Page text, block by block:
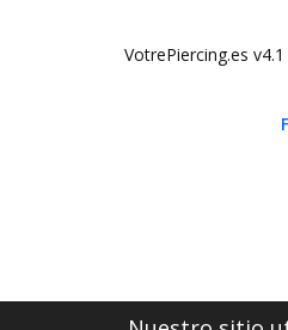
VotrePiercing.es